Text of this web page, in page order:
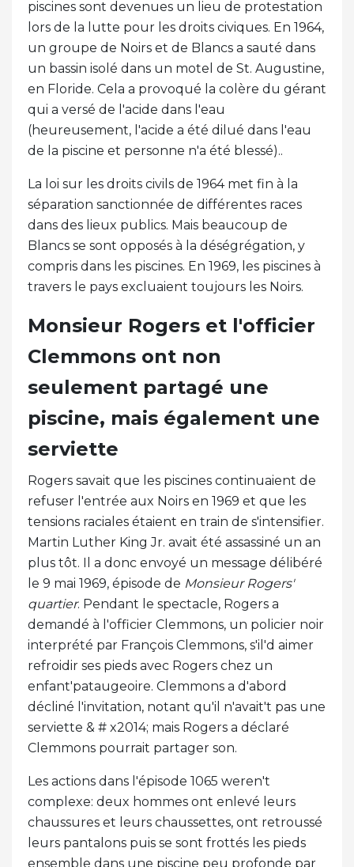
piscines sont devenues un lieu de protestation
lors de la lutte pour les droits civiques. En 1964,
un groupe de Noirs et de Blancs a sauté dans
un bassin isolé dans un motel de St. Augustine,
en Floride. Cela a provoqué la colère du gérant
qui a versé de l'acide dans l'eau
(heureusement, l'acide a été dilué dans l'eau
de la piscine et personne n'a été blessé)..
La loi sur les droits civils de 1964 met fin à la
séparation sanctionnée de différentes races
dans des lieux publics. Mais beaucoup de
Blancs se sont opposés à la déségrégation, y
compris dans les piscines. En 1969, les piscines à
travers le pays excluaient toujours les Noirs.
Monsieur Rogers et l'officier
Clemmons ont non
seulement partagé une
piscine, mais également une
serviette
Rogers savait que les piscines continuaient de
refuser l'entrée aux Noirs en 1969 et que les
tensions raciales étaient en train de s'intensifier.
Martin Luther King Jr. avait été assassiné un an
plus tôt. Il a donc envoyé un message délibéré
le 9 mai 1969, épisode de Monsieur Rogers'
quartier. Pendant le spectacle, Rogers a
demandé à l'officier Clemmons, un policier noir
interprété par François Clemmons, s'il'd aimer
refroidir ses pieds avec Rogers chez un
enfant'pataugeoire. Clemmons a d'abord
décliné l'invitation, notant qu'il n'avait't pas une
serviette & # x2014; mais Rogers a déclaré
Clemmons pourrait partager son.
Les actions dans l'épisode 1065 weren't
complexe: deux hommes ont enlevé leurs
chaussures et leurs chaussettes, ont retroussé
leurs pantalons puis se sont frottés les pieds
ensemble dans une piscine peu profonde par